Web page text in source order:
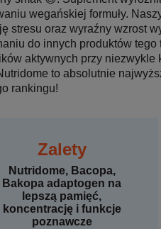
wegańskiej formuły.
stresu oraz wyraźny wzrost
do innych produktów
aktywnych przy
to absolutnie
rankingu!
Zalety
Nutridome, Bacopa,
Bakopa adaptogen na
lepszą pamięć,
koncentrację i funkcje
poznawcze